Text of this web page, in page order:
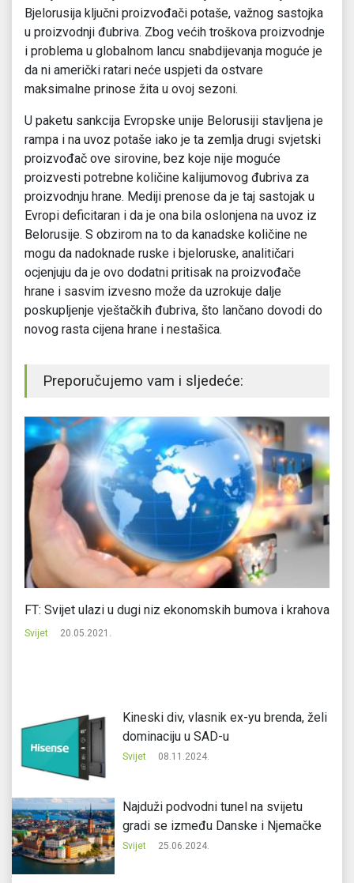
Bjelorusija ključni proizvođači potaše, važnog sastojka
u proizvodnji đubriva. Zbog većih troškova proizvodnje
i problema u globalnom lancu snabdijevanja moguće je
da ni američki ratari neće uspjeti da ostvare
maksimalne prinose žita u ovoj sezoni.
U paketu sankcija Evropske unije Belorusiji stavljena je
rampa i na uvoz potaše iako je ta zemlja drugi svjetski
proizvođač ove sirovine, bez koje nije moguće
proizvesti potrebne količine kalijumovog đubriva za
proizvodnju hrane. Mediji prenose da je taj sastojak u
Evropi deficitaran i da je ona bila oslonjena na uvoz iz
Belorusije. S obzirom na to da kanadske količine ne
mogu da nadoknade ruske i bjeloruske, analitičari
ocjenjuju da je ovo dodatni pritisak na proizvođače
hrane i sasvim izvesno može da uzrokuje dalje
poskupljenje vještačkih đubriva, što lančano dovodi do
novog rasta cijena hrane i nestašica.
Preporučujemo vam i sljedeće:
FT: Svijet ulazi u dugi niz ekonomskih bumova i krahova
Svijet 20.05.2021.
Kineski div, vlasnik ex-yu brenda, želi
dominaciju u SAD-u
Svijet 08.11.2024.
Najduži podvodni tunel na svijetu
gradi se između Danske i Njemačke
Svijet 25.06.2024.